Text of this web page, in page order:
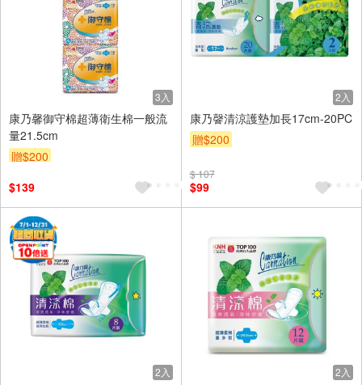
3入
康乃馨御守棉超薄衛生棉一般流
量21.5cm
贈$200
$139
2入
康乃韾清涼護墊加長17cm-20PC
贈$200
$ 107
$99
2入 2入